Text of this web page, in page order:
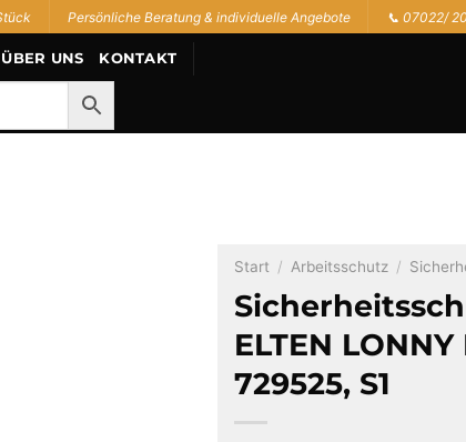
Persönliche Beratung & individuelle Angebote 📞 07022/
ÜBER UNS
KONTAKT
Start / Arbeitsschutz /
ELTEN
729525, S1